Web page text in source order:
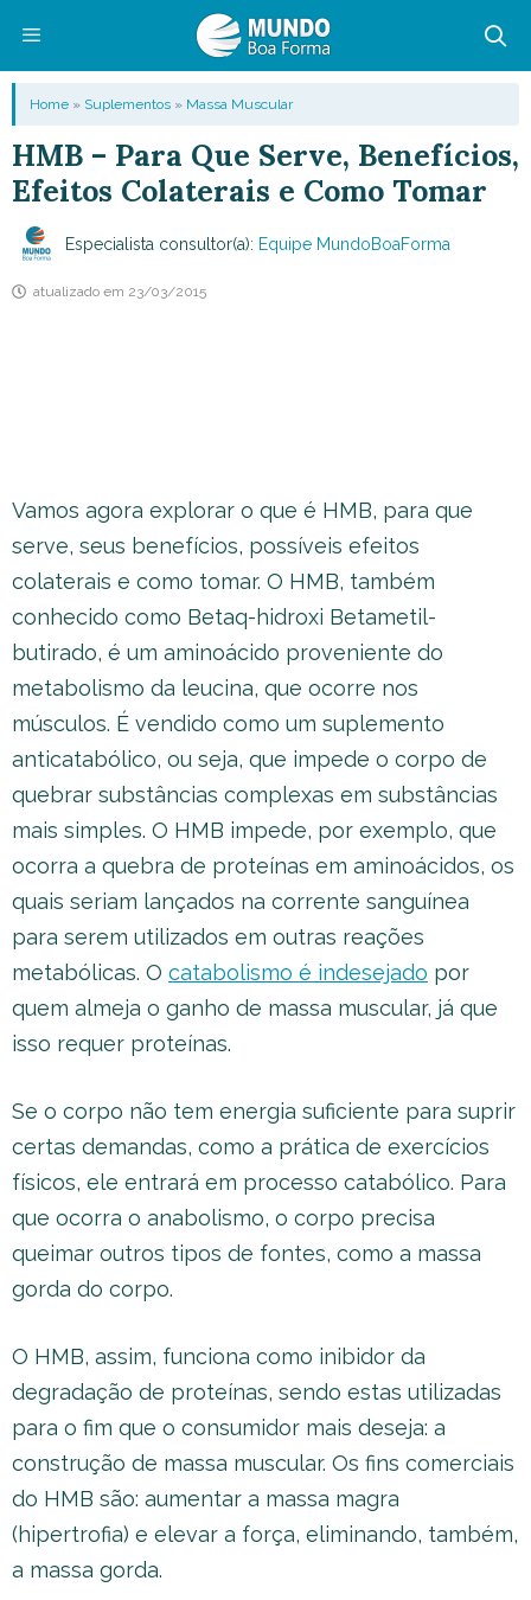
conteúdo
Menu
Home » Suplementos » Massa Muscular
HMB – Para Que Serve, Benefícios,
Efeitos Colaterais e Como Tomar
Especialista consultor(a): Equipe MundoBoaForma
atualizado em 23/03/2015
Vamos agora explorar o que é HMB, para que
serve, seus benefícios, possíveis efeitos
colaterais e como tomar. O HMB, também
conhecido como Betaq-hidroxi Betametil-
butirado, é um aminoácido proveniente do
metabolismo da leucina, que ocorre nos
músculos. É vendido como um suplemento
anticatabólico, ou seja, que impede o corpo de
quebrar substâncias complexas em substâncias
mais simples. O HMB impede, por exemplo, que
ocorra a quebra de proteínas em aminoácidos, os
quais seriam lançados na corrente sanguínea
para serem utilizados em outras reações
metabólicas. O catabolismo é indesejado por
quem almeja o ganho de massa muscular, já que
isso requer proteínas.
Se o corpo não tem energia suficiente para suprir
certas demandas, como a prática de exercícios
físicos, ele entrará em processo catabólico. Para
que ocorra o anabolismo, o corpo precisa
queimar outros tipos de fontes, como a massa
gorda do corpo.
O HMB, assim, funciona como inibidor da
degradação de proteínas, sendo estas utilizadas
para o fim que o consumidor mais deseja: a
construção de massa muscular. Os fins comerciais
do HMB são: aumentar a massa magra
(hipertrofia) e elevar a força, eliminando, também,
a massa gorda.